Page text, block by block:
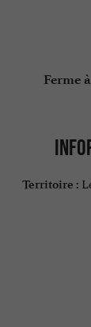
Ferme
Territoire :